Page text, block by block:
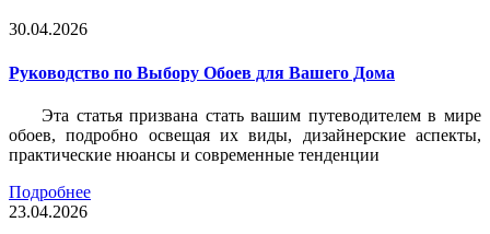
30.04.2026
Руководство по Выбору Обоев для Вашего Дома
Эта статья призвана стать вашим путеводителем в мире
обоев, подробно освещая их виды, дизайнерские аспекты,
практические нюансы и современные тенденции
Подробнее
23.04.2026